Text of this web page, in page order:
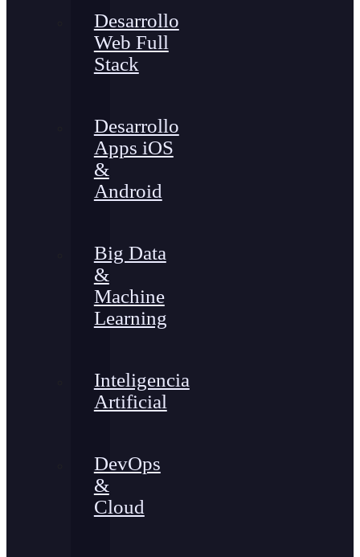
Desarrollo
Web Full
Stack
Desarrollo
Apps iOS
&
Android
Big Data
&
Machine
Learning
Inteligencia
Artificial
DevOps
&
Cloud